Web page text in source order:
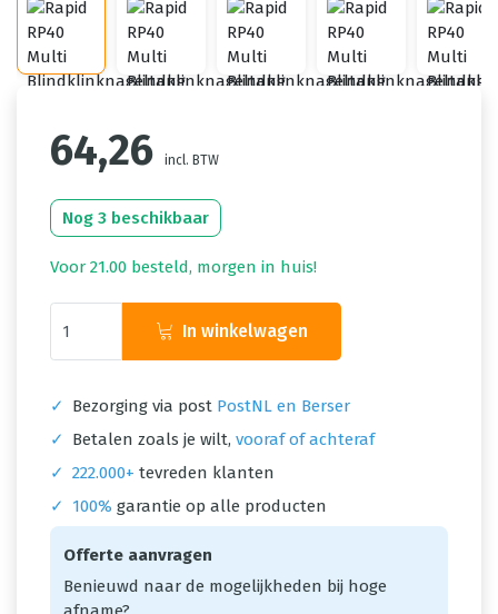
64,26 incl. BTW
Nog 3 beschikbaar
Voor 21.00 besteld, morgen in huis!
In winkelwagen
✓ Bezorging via post PostNL en Berser
✓
Betalen zoals je wilt, vooraf of achteraf
✓ 222.000+ tevreden klanten
✓
100% garantie op alle producten
Offerte aanvragen
Benieuwd naar de mogelijkheden bij hoge